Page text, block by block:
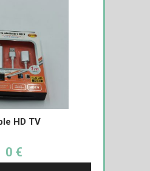
HD TV
0 €